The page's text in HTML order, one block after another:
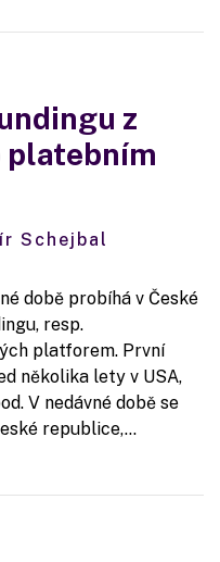
z
platebním
Schejbal
době probíhá v České
resp.
platforem. První
několika lety v USA,
V nedávné době se
republice,…